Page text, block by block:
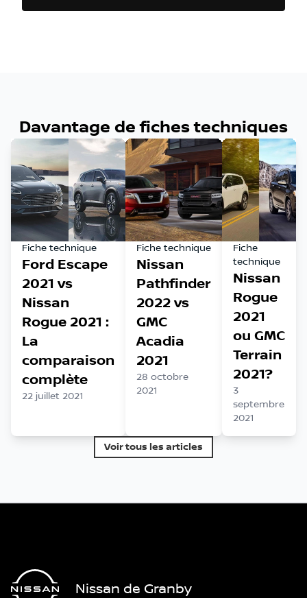
Davantage de fiches techniques
Fiche technique
Ford Escape
2021 vs
Nissan
Rogue 2021 :
La
comparaison
complète
22 juillet 2021
Fiche technique
Nissan
Pathfinder
2022 vs
GMC
Acadia
2021
28 octobre
2021
Fiche
technique
Nissan
Rogue
2021
ou GMC
Terrain
2021?
3
septembre
2021
Voir tous les articles
Nissan de Granby